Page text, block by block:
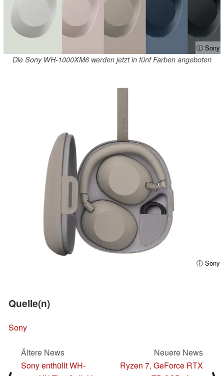
ⓘ Sony
Die Sony WH-1000XM6 werden jetzt in fünf Farben angeboten
ⓘ Sony
Quelle(n)
Sony
Ältere News
Sony enthüllt WH-
Neuere News
Ryzen 7, GeForce RTX